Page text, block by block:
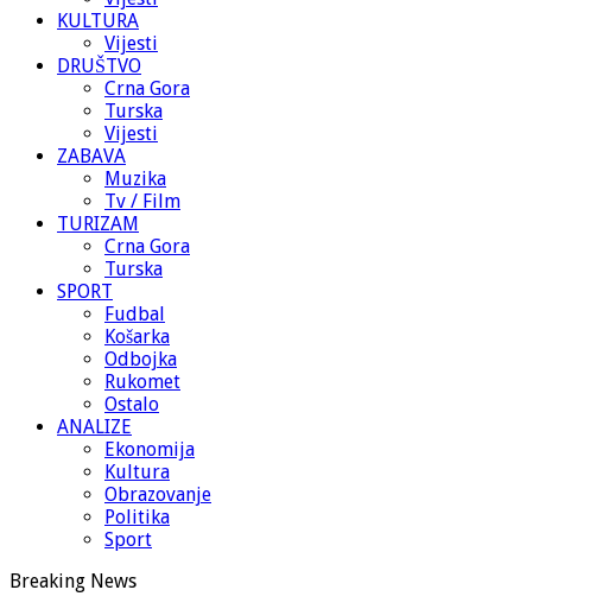
KULTURA
Vijesti
DRUŠTVO
Crna Gora
Turska
Vijesti
ZABAVA
Muzika
Tv / Film
TURIZAM
Crna Gora
Turska
SPORT
Fudbal
Košarka
Odbojka
Rukomet
Ostalo
ANALIZE
Ekonomija
Kultura
Obrazovanje
Politika
Sport
Breaking News